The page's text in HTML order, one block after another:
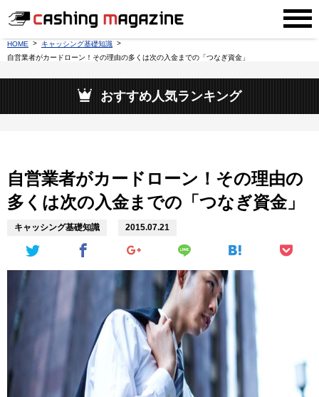
HOME
キャッシング基礎知識
自営業者がカードローン！その理由の多くは次の入金までの「つなぎ資金」
おすすめ人気ランキング
自営業者がカードローン！その理由の
多くは次の入金までの「つなぎ資金」
キャッシング基礎知識 2015.07.21